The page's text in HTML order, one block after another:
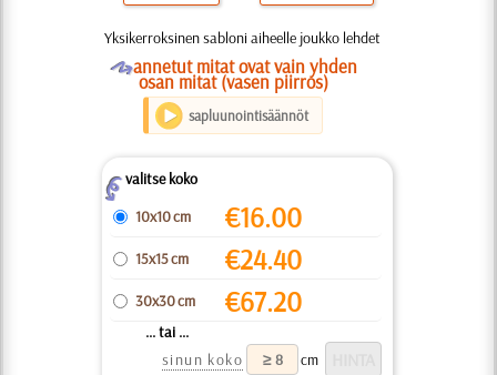
Yksikerroksinen sabloni aiheelle joukko lehdet
Oannetut mitat ovat vain yhden
osan mitat (vasen piirros)
sapluunointisäännöt
Zvalitse koko
10x10 cm
€16.00
15x15 cm €24.40
30x30 cm €67.20
... tai ...
sinun koko
cm